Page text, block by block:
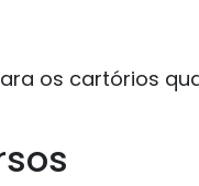
os cartórios